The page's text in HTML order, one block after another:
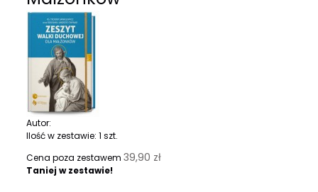
Autor:
Ilość w zestawie: 1 szt.
Cena poza zestawem 39,90 zł
Taniej w zestawie!